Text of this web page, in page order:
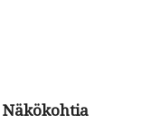
Näköko­htia